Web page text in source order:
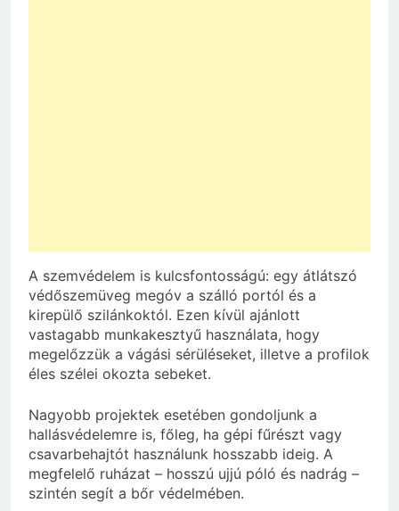
A szemvédelem is kulcsfontosságú: egy átlátszó
védőszemüveg megóv a szálló portól és a
kirepülő szilánkoktól. Ezen kívül ajánlott
vastagabb munkakesztyű használata, hogy
megelőzzük a vágási sérüléseket, illetve a profilok
éles szélei okozta sebeket.
Nagyobb projektek esetében gondoljunk a
hallásvédelemre is, főleg, ha gépi fűrészt vagy
csavarbehajtót használunk hosszabb ideig. A
megfelelő ruházat – hosszú ujjú póló és nadrág –
szintén segít a bőr védelmében.